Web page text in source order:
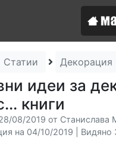
Статии Декорация
идеи за
книги
08/2019 от Станислава
на 04/10/2019 | Видяно